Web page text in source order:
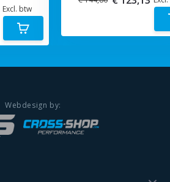
Excl. btw